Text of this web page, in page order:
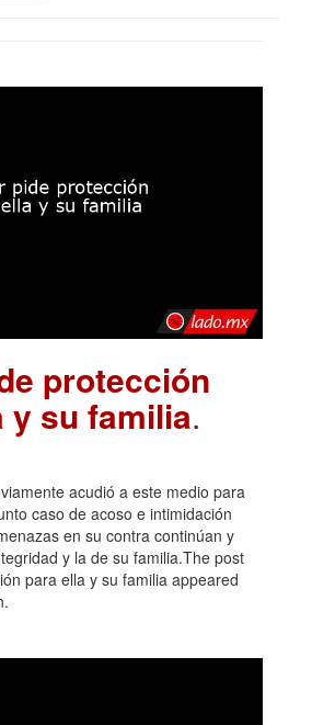
protección
y su familia.
acudió a este medio para
caso de acoso e intimidación
en su contra continúan y
y la de su familia.The post
para ella y su familia appeared